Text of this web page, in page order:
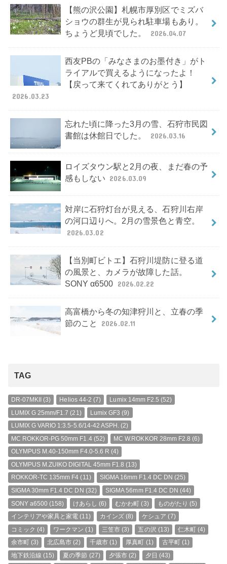
【熊の沢公園】札幌市厚別区でミズバ
ショウの群生が見られ駐車場もあり。
ちょうど見頃でした。
2026.04.07
西友PBの「みなさまのお墨付き」がト
ライアルで買えるようになったよ！
【戻って来てくれてありがとう】
2026.03.23
忘れた頃に降った3月の雪、石狩市民図
書館は休館日でした。
2026.03.16
ロイズタウン駅と2月の夜、まだ春の予
感もしない 2026.03.09
対岸に石狩灯台が見える、石狩川右岸
の河口辺りへ。2月の雪景色と青空。
2026.03.02
【当別町ビトエ】石狩川堤防に登る道
の風景と、カメラが故障した話。
SONY α6500 2026.02.22
高富橋から冬の知津狩川と、立春の季
節のこと
2026.02.11
TAG
DR-07MKII (3) Helios 44-2 (7) Lumix 14mm F2.5 (52)
LUMIX G 25mm/F1.7 (21) Lumix GF3 (9)
LUMIX G VARIO 1:3.5-5.6/14-42 ASPH. (2)
MC ROKKOR-PG 50mm F1.4(52) MC W.ROKKOR 28mm F2.8 (6)
OLYMPUS M.40-150mm F4.0-5.6 R (4)
OLYMPUS M.ZUIKO DIGITAL 45mm F1.8 (13)
ROKKOR-TC 135mm F4 (11) SIGMA 16mm F1.4 DC DN (25)
SIGMA 30mm F1.4 DC DN (32) SIGMA 56mm F1.4 DC DN (44)
SONY a6500 (158) けあらし (6) むかわ町 (3) ものがたり (5)
インテリアや家具と家電 (11) カインズ(8) ケシュア (7)
コミック (4) ワークマン (1) 三笠市 (3) 五の沢 (13) 仁木町 (4)
余市町(3) 北広島市 (2) 千歳市(1) 厚真町 (1) 古平町 (1)
地下鉄沿線 (15) 夏の季節 (27) 夕張市 (2) 夕日 (43)